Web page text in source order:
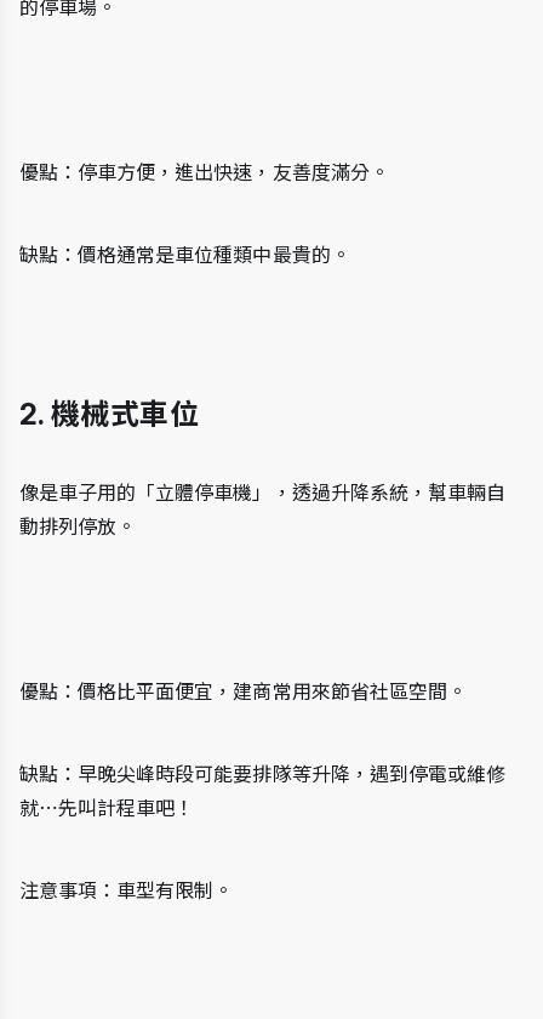
的停車場。
優點：停車方便，進出快速，友善度滿分。
缺點：價格通常是車位種類中最貴的。
2. 機械式車位
像是車子用的「立體停車機」，透過升降系統，幫車輛自
動排列停放。
優點：價格比平面便宜，建商常用來節省社區空間。
缺點：早晚尖峰時段可能要排隊等升降，遇到停電或維修
就⋯先叫計程車吧！
注意事項：車型有限制。